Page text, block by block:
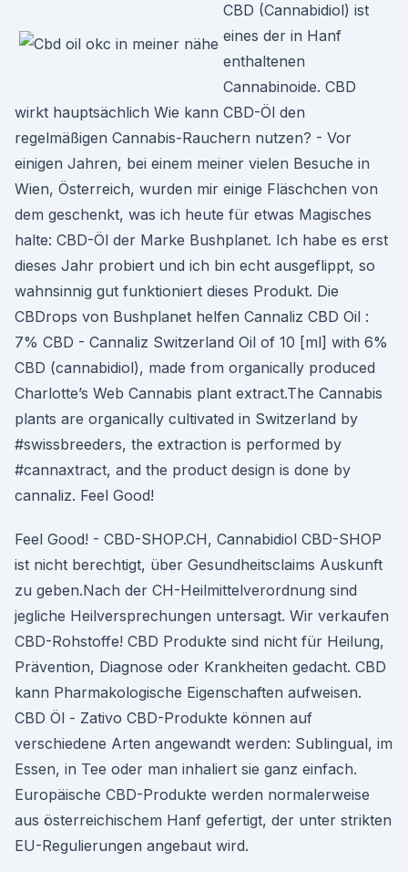
CBD (Cannabidiol) ist
eines der in Hanf
enthaltenen
Cannabinoide. CBD
wirkt hauptsächlich Wie kann CBD-Öl den
regelmäßigen Cannabis-Rauchern nutzen? - Vor
einigen Jahren, bei einem meiner vielen Besuche in
Wien, Österreich, wurden mir einige Fläschchen von
dem geschenkt, was ich heute für etwas Magisches
halte: CBD-Öl der Marke Bushplanet. Ich habe es erst
dieses Jahr probiert und ich bin echt ausgeflippt, so
wahnsinnig gut funktioniert dieses Produkt. Die
CBDrops von Bushplanet helfen Cannaliz CBD Oil :
7% CBD - Cannaliz Switzerland Oil of 10 [ml] with 6%
CBD (cannabidiol), made from organically produced
Charlotte’s Web Cannabis plant extract.The Cannabis
plants are organically cultivated in Switzerland by
#swissbreeders, the extraction is performed by
#cannaxtract, and the product design is done by
cannaliz. Feel Good!
Feel Good! - CBD-SHOP.CH, Cannabidiol CBD-SHOP
ist nicht berechtigt, über Gesundheitsclaims Auskunft
zu geben.Nach der CH-Heilmittelverordnung sind
jegliche Heilversprechungen untersagt. Wir verkaufen
CBD-Rohstoffe! CBD Produkte sind nicht für Heilung,
Prävention, Diagnose oder Krankheiten gedacht. CBD
kann Pharmakologische Eigenschaften aufweisen.
CBD Öl - Zativo CBD-Produkte können auf
verschiedene Arten angewandt werden: Sublingual, im
Essen, in Tee oder man inhaliert sie ganz einfach.
Europäische CBD-Produkte werden normalerweise
aus österreichischem Hanf gefertigt, der unter strikten
EU-Regulierungen angebaut wird.